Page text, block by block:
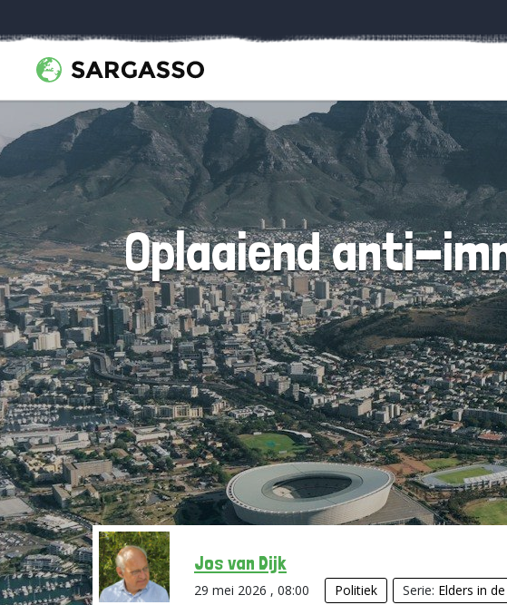
Oplaaiend anti-
Jos van Dijk
29 mei 2026 , 08:00 Politiek Serie: Elders in